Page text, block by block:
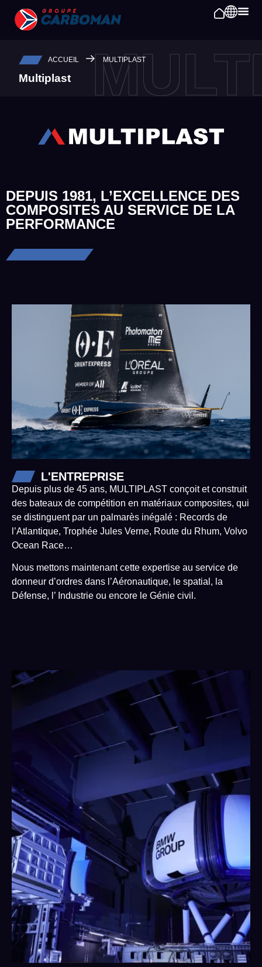
ACCUEIL MULTIPLAST
Multiplast
DEPUIS 1981, L’EXCELLENCE DES
COMPOSITES AU SERVICE DE LA
PERFORMANCE
L'ENTREPRISE
Depuis plus de 45 ans, MULTIPLAST conçoit et construit
des bateaux de compétition en matériaux composites, qui
se distinguent par un palmarès inégalé : Records de
l’Atlantique, Trophée Jules Verne, Route du Rhum, Volvo
Ocean Race…
Nous mettons maintenant cette expertise au service de
donneur d’ordres dans l’Aéronautique, le spatial, la
Défense, l’ Industrie ou encore le Génie civil.